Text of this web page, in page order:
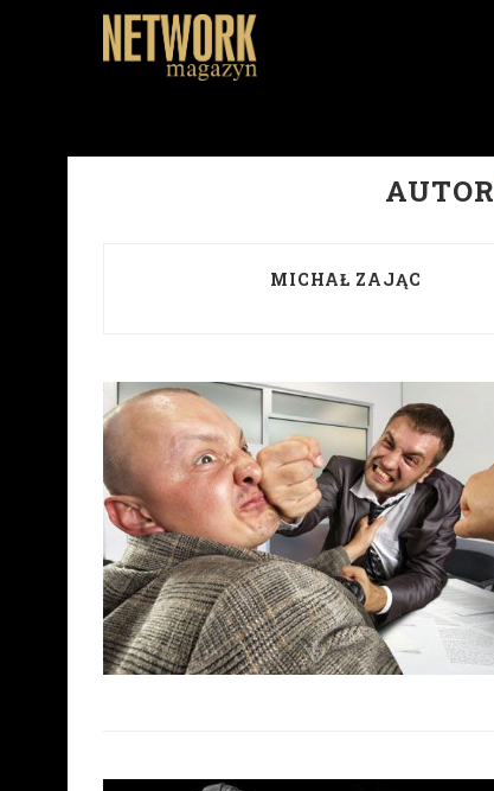
AUTOR
MICHAŁ ZAJĄC